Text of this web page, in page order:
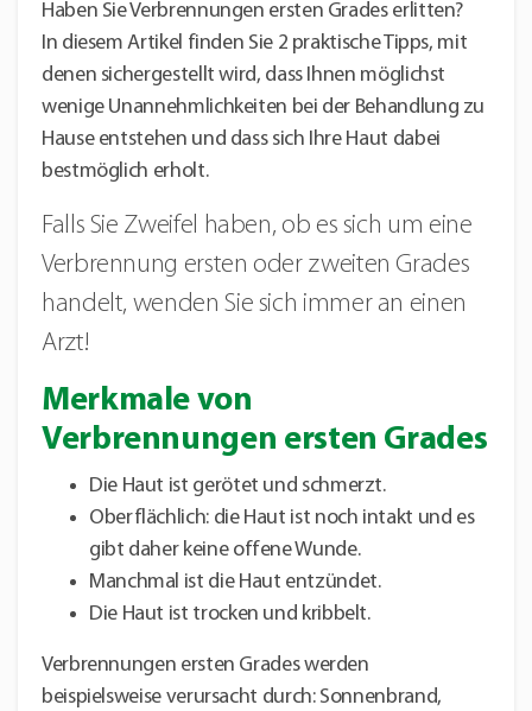
Haben Sie Verbrennungen ersten Grades erlitten?
In diesem Artikel finden Sie 2 praktische Tipps, mit
denen sichergestellt wird, dass Ihnen möglichst
wenige Unannehmlichkeiten bei der Behandlung zu
Hause entstehen und dass sich Ihre Haut dabei
bestmöglich erholt.
Falls Sie Zweifel haben, ob es sich um eine
Verbrennung ersten oder zweiten Grades
handelt, wenden Sie sich immer an einen
Arzt!
Merkmale von
Verbrennungen ersten Grades
Die Haut ist gerötet und schmerzt.
Oberflächlich: die Haut ist noch intakt und es
gibt daher keine offene Wunde.
Manchmal ist die Haut entzündet.
Die Haut ist trocken und kribbelt.
Verbrennungen ersten Grades werden
beispielsweise verursacht durch: Sonnenbrand,